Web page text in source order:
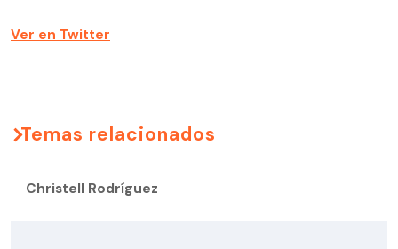
Ver en Twitter
Temas relacionados
Christell Rodríguez